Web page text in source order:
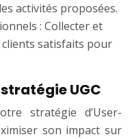
activités proposées.
: Collecter et
satisfaits pour
UGC
stratégie d’User-
son impact sur